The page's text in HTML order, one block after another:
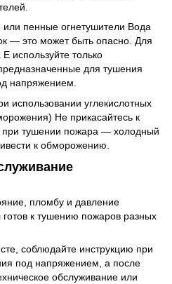
или пенные огнетушители Вода
— это может быть опасно. Для
используйте только
для тушения
напряжением.
использовании углекислотных
Не прикасайтесь к
при тушении пожара — холодный
к обморожению.
пломбу и давление
к тушению пожаров разных
соблюдайте инструкцию при
под напряжением, а после
обслуживание или